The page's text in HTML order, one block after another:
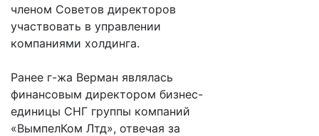
членом Советов директоров
участвовать в управлении
компаниями холдинга.
Ранее г-жа Верман являлась
финансовым директором бизнес-
единицы СНГ группы компаний
«ВымпелКом Лтд», отвечая за